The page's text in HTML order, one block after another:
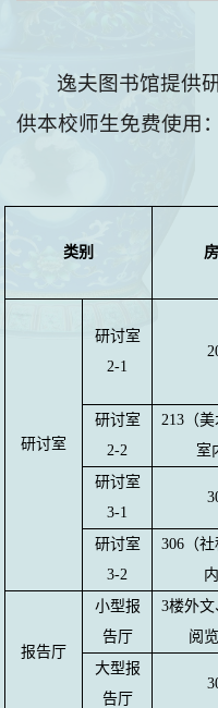
逸夫图书馆提供
供本校师生免费使用：
类别
研讨室
研讨室
2-1
研讨室
2-2
213 （
室
研讨室
3-1
研讨室
3-2
306 （
内
报告厅
小型报
告厅
3楼外
阅
大型报
告厅